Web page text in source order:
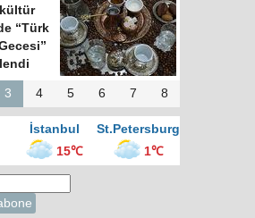
“Türk
3 4 5 6 7 8
İstanbul
St.Petersburg
15℃ 1℃